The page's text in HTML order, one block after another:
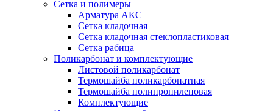
Сетка и полимеры
Арматура АКС
Сетка кладочная
Сетка кладочная стеклопластиковая
Сетка рабица
Поликарбонат и комплектующие
Листовой поликарбонат
Термошайба поликарбонатная
Термошайба полипропиленовая
Комплектующие